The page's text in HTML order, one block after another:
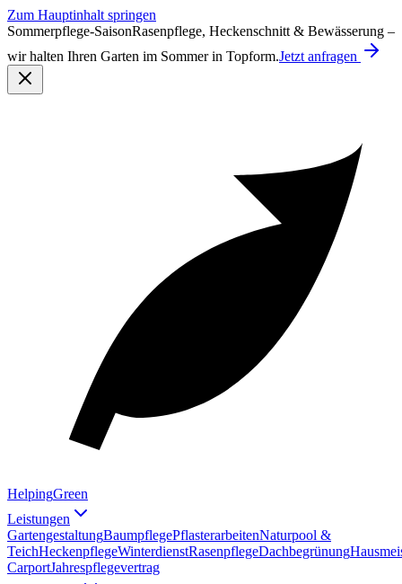
Zum Hauptinhalt springen
Sommerpflege-SaisonRasenpflege, Heckenschnitt & Bewässerung –
wir halten Ihren Garten im Sommer in Topform.Jetzt anfragen
HelpingGreen
Leistungen
GartengestaltungBaumpflegePflasterarbeitenNaturpool &
TeichHeckenpflegeWinterdienstRasenpflegeDachbegrünung
CarportJahrespflegevertrag